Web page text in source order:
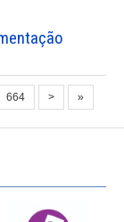
664 > »